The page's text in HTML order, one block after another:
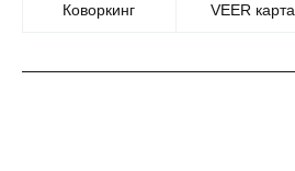
VEER карта
Коворкинг